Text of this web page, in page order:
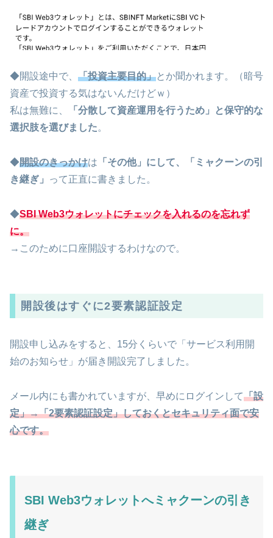
◆開設途中で、 「投資主要目的」とか聞かれます。（暗号
資産で投資する気はないんだけどｗ）
私は無難に、
「分散して資産運用を行うため」と保守的な
選択肢を選びました。
◆開設のきっかけは 「その他」にして、「ミャクーンの引
き継ぎ」
って正直に書きました。
◆SBI Web3ウォレットにチェックを入れるのを忘れず
に。
→このために口座開設するわけなので。
開設後はすぐに2要素認証設定
開設申し込みをすると、15分くらいで「サービス利用開
始のお知らせ」が届き開設完了しました。
メール内にも書かれていますが、早めにログインして「設
定」→「2要素認証設定」しておくとセキュリティ面で安
心です。
SBI Web3ウォレットへミャクーンの引き
継ぎ